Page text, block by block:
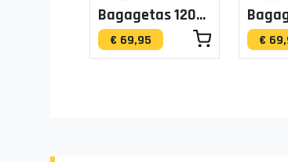
Bagagetas 1200 Bruin 20L
€ 69,95 €